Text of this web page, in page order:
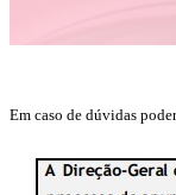
Em caso de dúvidas